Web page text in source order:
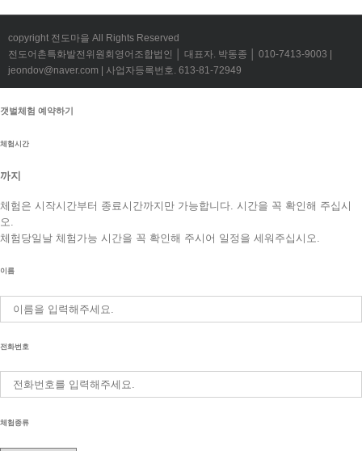
copyright 전도마을 All Rights Reserved
전도어촌특화발전위원회영어조합법인 │ 대표자. 박동종 │ 010-7413-9003 |
jeondov@naver.com | 사업자등록번호. 613-81-72949
갯벌체험 예약하기
체험시간
까지
체험은 시작시간부터 종료시간까지만 가능합니다. 시간을 꼭 확인해 주십시
오.
체험당일날 체험가능 시간을 꼭 확인해 주시어 일정을 세워주십시오.
이름
전화번호
체험종류